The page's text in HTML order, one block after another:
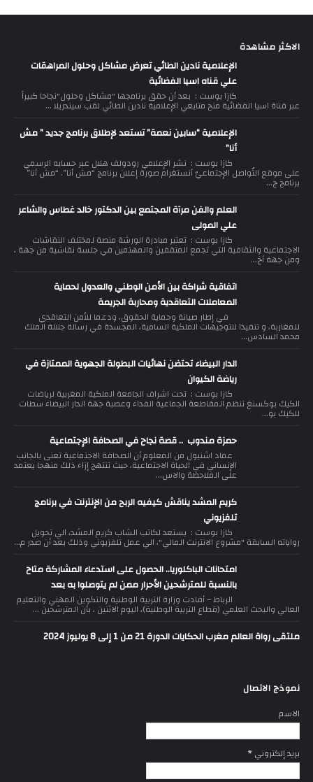
الاكثر مشاهدة
الإعلامية نادين الطائي تعرض مشاكل وحلول المراهقات
علي قناه اسيا الفضائية
كازا بوست : بعد أن حقق برنامجها "مشاكل وحلول"نجاحا كبيراً
عبر قناة اسيا الفضائية منح متابعي الإعلامية نادين الطائي لقب سيندريلا ...
الإعلامية “سابين نعمة” تستعد لإطلاق برنامج جديد ” مش
أنا”
كازا بوست : نشر الإعلامي رودولف هلال عبر حسابه الرسمي
على موقع التّواصل الإجتماعيّ أنستغرام صورة إعلان برنامج “مش أنا”. “مش أنا”
برنامج ج...
العلم والفن مرآة المجتمع بين الدكتور خالد غطاس والشاعر
علي المولى
كازا بوست : تعتبر مبادرة الورشة منصة لمختلف النقاشات
الاجتماعية والثقافية التي تجمع المثقفين والمهتمين في جلسة نقاشية من جهة ،
ومن جهة أخ...
اتفاقية شراكة بين الأمن الوطني والعدول لحماية
المعاملات التعاقدية ومحاربة الجريمة
في إطار صيانة وحماية الحقوق، ودعما للأمن التعاقدي
للمغاربة، و تنفيذا للتوجيهات الملكية السامية، المجسدة في رسالة جلالة الملك
محمد السادس...
الدار البيضاء تحتضن نهائيات البطولة الجهوية الممتازة في
رياضة الكيوان
كازا بوست : تحت اشراف الجامعة الملكية المغربية لرياضات
الكيك بوكسنغ تنظم المقاطعة الجماعية الفداء وعصبة جهة الدار البيضاء سطات
للكيك بو...
حمزة مندوب .. قصة نجاح في الصحافة الإجتماعية
عماد اشنيول من المعلوم أن الصحافة الاجتماعية تعنى بالجانب
الإنساني في الحياة الاجتماعية، حيث تنتهج إزاء ذلك منهجا يعتمد
على الملاحظة والاس...
كريم المشد يناقش كيفيه الربح من الإنترنت في برنامج
تلفزيوني
كازا بوست : يستعد لكاتب الشاب كريم المشد، الي تحويل
رواياته السابقة "مشروع الانترنت المالي"، الي عمل تلفزيوني وذلك بعد أن صدر م...
امتحانات الباكلوريا.. الحصول على استدعاء المشاركة متاح
بالنسبة للمترشحين الأحرار ممن لم يتوصلوا به بعد
الرباط – أفادت وزارة التربية الوطنية والتكوين المهني والتعليم
العالي والبحث العلمي (قطاع التربية الوطنية)، اليوم الاثنين ، بأن المترشحين ...
ملتقى رواة العالم مغرب الحكايات الدورة 21 من 1 إلى 8 يوليوز 2024
نموذج الاتصال
الاسم
بريد إلكتروني*